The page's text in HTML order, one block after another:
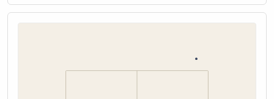
다양한 정보는 장소의 성격과 문의 가능…